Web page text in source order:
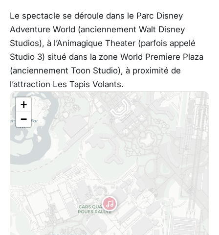
Le spectacle se déroule dans le Parc Disney
Adventure World (anciennement Walt Disney
Studios), à l’Animagique Theater (parfois appelé
Studio 3) situé dans la zone World Premiere Plaza
(anciennement Toon Studio), à proximité de
l’attraction Les Tapis Volants.
+
−